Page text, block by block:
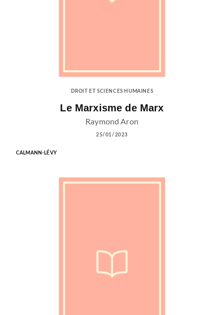
DROIT ET SCIENCES HUMAINES
Le Marxisme de Marx
Raymond Aron
25/01/2023
CALMANN-LÉVY